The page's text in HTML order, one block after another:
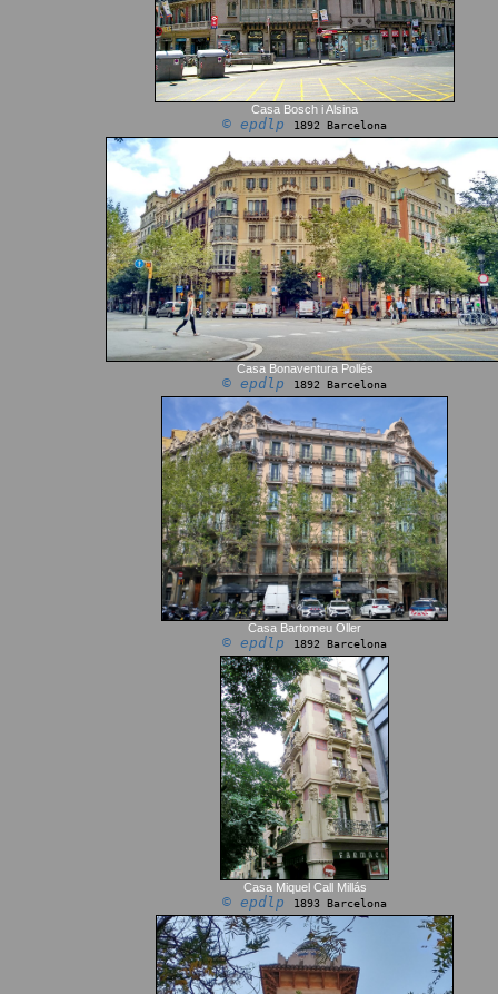
Casa Bosch i Alsina
© epdlp 1892 Barcelona
Casa Bonaventura Pollés
© epdlp 1892 Barcelona
Casa Bartomeu Oller
© epdlp 1892 Barcelona
Casa Miquel Call Millás
© epdlp 1893 Barcelona